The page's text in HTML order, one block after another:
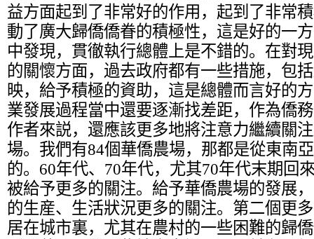
益方面起到了非常好的作用，起到了非常
動了廣大歸僑僑眷的積極性，這是好的一
中發現，貫徹執行總體上是不錯的。在對
的關懷方面，過去政府都有一些措施，包
映，給予積極的資助，這是總體而言好的
業發展過程當中還要逐漸找差距，作為僑
作者來説，還應該更多地將注意力繼續關
場。我們有84個華僑農場，那都是從東南
的。60年代、70年代，尤其70年代末期回
被給予更多的關注。給予華僑農場的發展
的生産、生活狀況更多的關注。第二個更
居在城市裏，尤其在農村的一些困難的歸